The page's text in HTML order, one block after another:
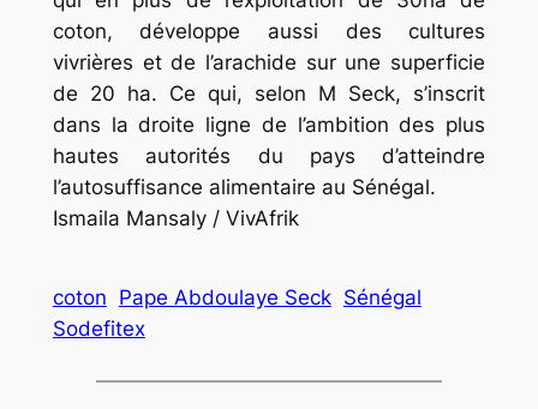
coton, développe aussi des cultures
vivrières et de l’arachide sur une superficie
de 20 ha. Ce qui, selon M Seck, s’inscrit
dans la droite ligne de l’ambition des plus
hautes autorités du pays d’atteindre
l’autosuffisance alimentaire au Sénégal.
Ismaila Mansaly / VivAfrik
coton Pape Abdoulaye Seck Sénégal
Sodefitex